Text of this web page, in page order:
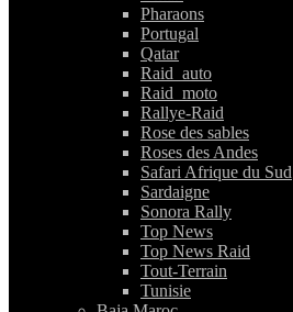
Pharaons
Portugal
Qatar
Raid_auto
Raid_moto
Rallye-Raid
Rose des sables
Roses des Andes
Safari Afrique du Sud
Sardaigne
Sonora Rally
Top News
Top News Raid
Tout-Terrain
Tunisie